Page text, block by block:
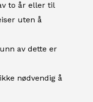
to år eller til
uten å
av dette er
nødvendig å